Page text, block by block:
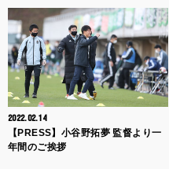
2022.02.14
【PRESS】小谷野拓夢 監督より一
年間のご挨拶